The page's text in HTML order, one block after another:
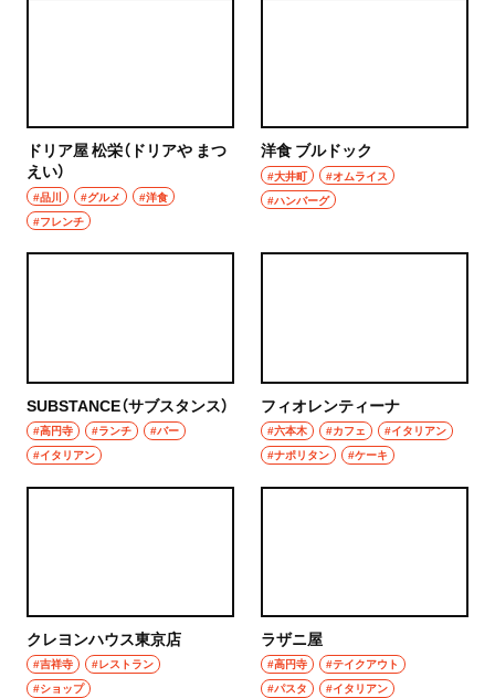
川越
秩父・長瀞・三峰口
秩父
野田
千葉・船橋・津田沼
千葉
習志野
市川・本八幡
ワイン
地酒
ウイスキー
カクテル
和食・郷土料理
和食
ドリア屋 松栄（ドリアや まつ
えい）
#品川 #グルメ
#洋食
#フレンチ
洋食 ブルドック
#大井町
#オムライス
#ハンバーグ
SUBSTANCE（サブスタンス）
#高円寺 #ランチ
#バー
#イタリアン
フィオレンティーナ
#六本木 #カフェ
#イタリアン
#ナポリタン
#ケーキ
クレヨンハウス東京店
#吉祥寺
#レストラン
#ショップ
ラザニ屋
#高円寺
#テイクアウト
#パスタ
#イタリアン